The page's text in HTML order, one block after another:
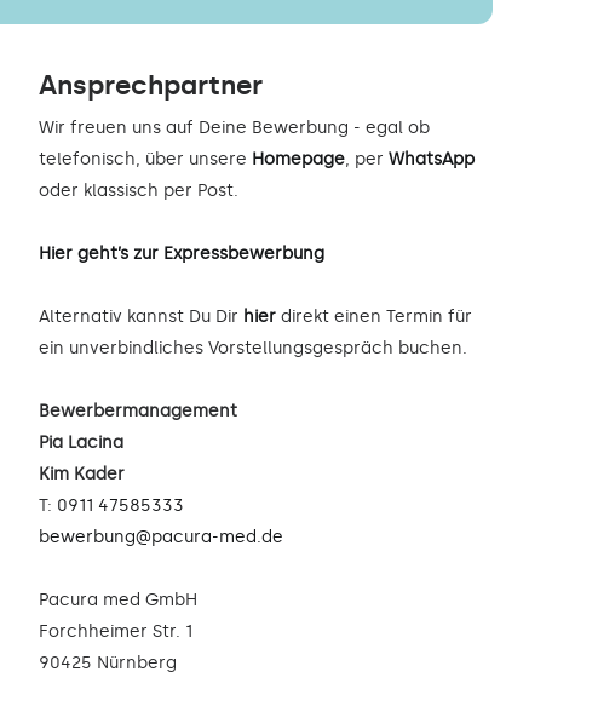
Ansprechpartner
Wir freuen uns auf Deine Bewerbung - egal ob
telefonisch, über unsere Homepage, per WhatsApp
oder klassisch per Post.
Hier geht’s zur Expressbewerbung
Alternativ kannst Du Dir hier direkt einen Termin für
ein unverbindliches Vorstellungsgespräch buchen.
Bewerbermanagement
Pia Lacina
Kim Kader
T: 0911 47585333
bewerbung@pacura-med.de
Pacura med GmbH
Forchheimer Str. 1
90425 Nürnberg